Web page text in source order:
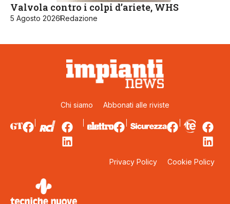
Valvola contro i colpi d’ariete, WHS
5 Agosto 2026Redazione
Chi siamo Abbonati alle riviste
Privacy Policy Cookie Policy